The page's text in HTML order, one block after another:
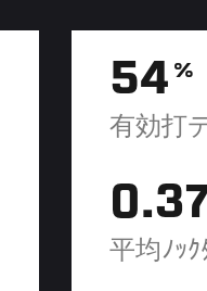
54 %
有効打
平均ﾉｯｸ